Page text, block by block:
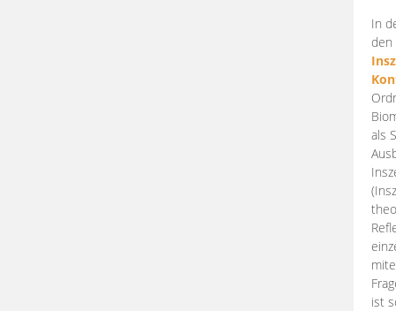
In
den
als
ist